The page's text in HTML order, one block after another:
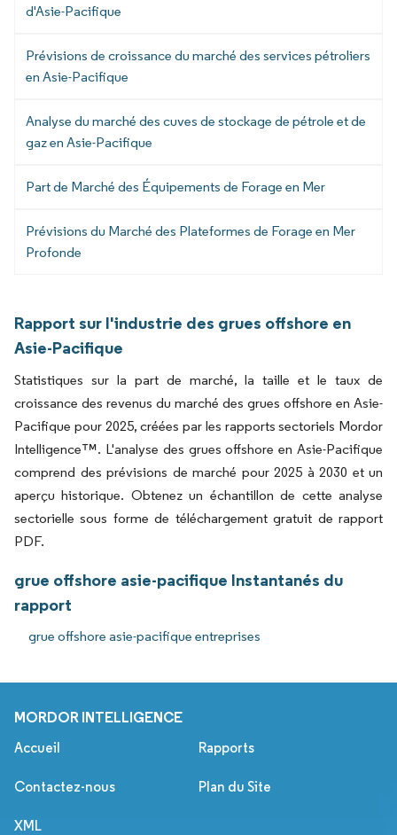
d'Asie-Pacifique
Prévisions de croissance du marché des services pétroliers
en Asie-Pacifique
Analyse du marché des cuves de stockage de pétrole et de
gaz en Asie-Pacifique
Part de Marché des Équipements de Forage en Mer
Prévisions du Marché des Plateformes de Forage en Mer
Profonde
Rapport sur l'industrie des grues offshore en
Asie-Pacifique
Statistiques sur la part de marché, la taille et le taux de
croissance des revenus du marché des grues offshore en Asie-
Pacifique pour 2025, créées par les rapports sectoriels Mordor
Intelligence™. L'analyse des grues offshore en Asie-Pacifique
comprend des prévisions de marché pour 2025 à 2030 et un
aperçu historique. Obtenez un échantillon de cette analyse
sectorielle sous forme de téléchargement gratuit de rapport
PDF.
grue offshore asie-pacifique Instantanés du
rapport
grue offshore asie-pacifique entreprises
MORDOR INTELLIGENCE
Accueil Rapports
Contactez-nous Plan du Site
XML